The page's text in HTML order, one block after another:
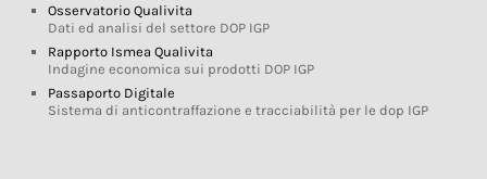
Osservatorio Qualivita
Dati ed analisi del settore DOP IGP
Rapporto Ismea Qualivita
Indagine economica sui prodotti DOP IGP
Passaporto Digitale
Sistema di anticontraffazione e tracciabilità per le dop IGP